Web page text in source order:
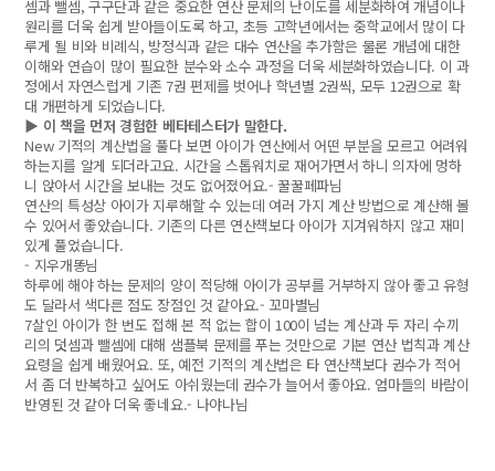
셈과 뺄셈, 구구단과 같은 중요한 연산 문제의 난이도를 세분화하여 개념이나
원리를 더욱 쉽게 받아들이도록 하고, 초등 고학년에서는 중학교에서 많이 다
루게 될 비와 비례식, 방정식과 같은 대수 연산을 추가함은 물론 개념에 대한
이해와 연습이 많이 필요한 분수와 소수 과정을 더욱 세분화하였습니다. 이 과
정에서 자연스럽게 기존 7권 편제를 벗어나 학년별 2권씩, 모두 12권으로 확
대 개편하게 되었습니다.
▶ 이 책을 먼저 경험한 베타테스터가 말한다.
New 기적의 계산법을 풀다 보면 아이가 연산에서 어떤 부분을 모르고 어려워
하는지를 알게 되더라고요. 시간을 스톱워치로 재어가면서 하니 의자에 멍하
니 앉아서 시간을 보내는 것도 없어졌어요.- 꿀꿀페파님
연산의 특성상 아이가 지루해할 수 있는데 여러 가지 계산 방법으로 계산해 볼
수 있어서 좋았습니다. 기존의 다른 연산책보다 아이가 지겨워하지 않고 재미
있게 풀었습니다.
- 지우개똥님
하루에 해야 하는 문제의 양이 적당해 아이가 공부를 거부하지 않아 좋고 유형
도 달라서 색다른 점도 장점인 것 같아요.- 꼬마별님
7살인 아이가 한 번도 접해 본 적 없는 합이 100이 넘는 계산과 두 자리 수끼
리의 덧셈과 뺄셈에 대해 샘플북 문제를 푸는 것만으로 기본 연산 법칙과 계산
요령을 쉽게 배웠어요. 또, 예전 기적의 계산법은 타 연산책보다 권수가 적어
서 좀 더 반복하고 싶어도 아쉬웠는데 권수가 늘어서 좋아요. 엄마들의 바람이
반영된 것 같아 더욱 좋네요.- 나야나님